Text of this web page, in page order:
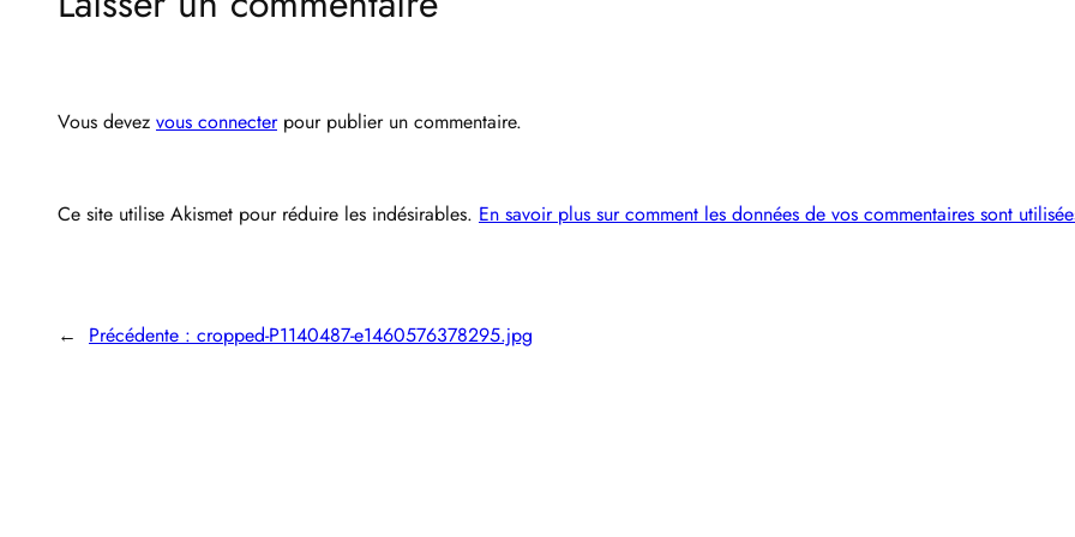
Vous devez vous connecterpour publier un commentaire.
Ce site utilise Akismet pour réduire les indésirables. En savoir plus sur comment les données de vos commentaires sont
← Précédente : cropped-P1140487-e1460576378295.jpg